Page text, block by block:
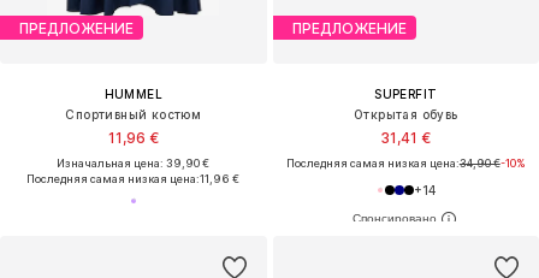
ПРЕДЛОЖЕНИЕ
HUMMEL
Спортивный костюм
11,96 €
Изначальная цена: 39,90 €
Последняя самая низкая цена:11,96 €
ПРЕДЛОЖЕНИЕ
SUPERFIT
Открытая обувь
31,41 €
Последняя самая низкая цена:34,90 €-10%
+14